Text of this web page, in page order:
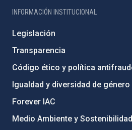
INFORMACIÓN INSTITUCIONAL
Legislación
Transparencia
Código ético y política
Igualdad y diversidad de género
Forever IAC
Medio Ambiente y Sostenibilidad